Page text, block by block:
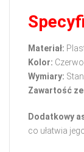
Materiał:
Kolor:
Wymiary:
Zawartość
Dodatkowy
co ułatwia